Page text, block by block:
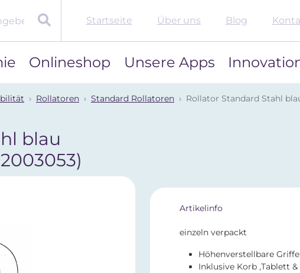
Startseite Über uns Blog
Onlineshop Unsere Apps
Rollatoren Standard Rollatoren Rollator Standard Stahl
blau
Artikelinfo
einzeln verpackt
Höhenverstellbare Griffe
Inklusive Korb ,Tablett